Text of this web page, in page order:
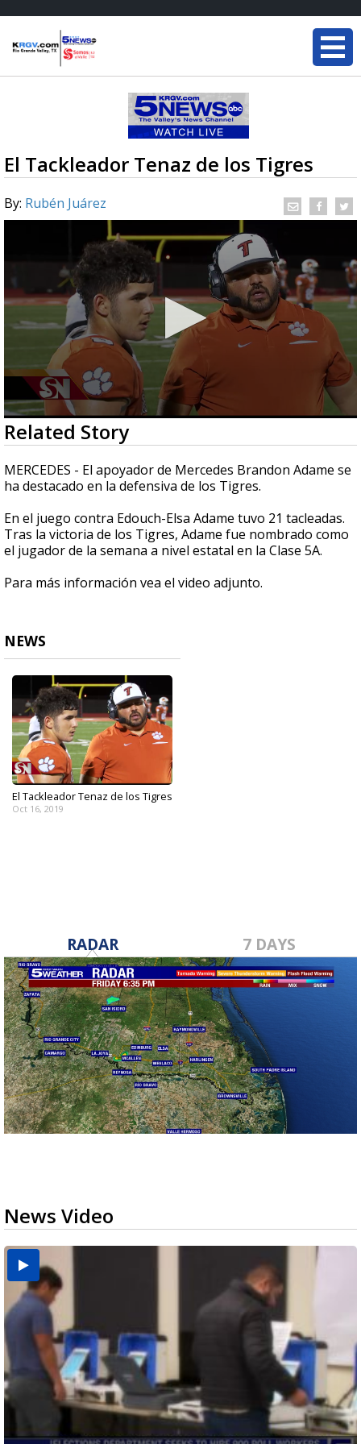
El Tackleador Tenaz de los Tigres
By: Rubén Juárez
0
seconds
of
1
minute,
31
Related Story
MERCEDES - El apoyador de Mercedes Brandon Adame se
ha destacado en la defensiva de los Tigres.
En el juego contra Edouch-Elsa Adame tuvo 21 tacleadas.
Tras la victoria de los Tigres, Adame fue nombrado como
el jugador de la semana a nivel estatal en la Clase 5A.
Para más información vea el video adjunto.
NEWS
El Tackleador Tenaz de los Tigres
Oct 16, 2019
RADAR 7 DAYS
News Video